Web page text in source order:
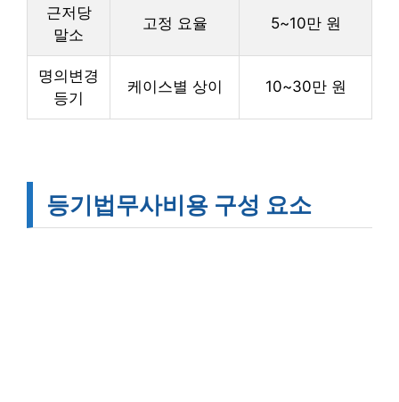
근저당
말소
고정 요율 5~10만 원
명의변경
등기
케이스별 상이 10~30만 원
등기법무사비용 구성 요소